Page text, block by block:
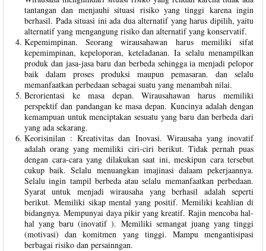
tantangan dan menjauhi situasi risiko yang tinggi karena ingin
berhasil. Pada situasi ini ada dua alternatif yang harus dipilih, yaitu
alternatif yang mengangung risiko dan alternatif yang konservatif.
Kepemimpinan. Seorang wirausahawan harus memiliki sifat
kepemimpinan, kepeloporan, keteladanan. Ia selalu menampilkan
produk dan jasa-jasa baru dan berbeda sehingga ia menjadi pelopor
baik dalam proses produksi maupun pemasaran. dan selalu
memanfaatkan perbedaan sebagai suatu yang menambah nilai.
Berorientasi ke masa depan. Wirausahawan harus memiliki
perspektif dan pandangan ke masa depan. Kuncinya adalah dengan
kemampuan untuk menciptakan sesuatu yang baru dan berbeda dari
yang ada sekarang.
Keorisinilan : Kreativitas dan Inovasi. Wirausaha yang inovatif
adalah orang yang memiliki ciri-ciri berikut. Tidak pernah puas
dengan cara-cara yang dilakukan saat ini, meskipun cara tersebut
cukup baik. Selalu menuangkan imajinasi dalaam pekerjaannya.
Selalu ingin tampil berbeda atau selalu memanfaatkan perbedaan.
Syarat untuk menjadi wirausaha yang berhasil adalah seperti
berikut. Memiliki sikap mental yang positif. Memiliki keahlian di
bidangnya. Mempunyai daya pikir yang kreatif. Rajin mencoba hal-
hal yang baru (inovatif ). Memiliki semangat juang yang tinggi
(motivasi) dan komitmen yang tinggi. Mampu mengantisipasi
berbagai risiko dan persainngan.